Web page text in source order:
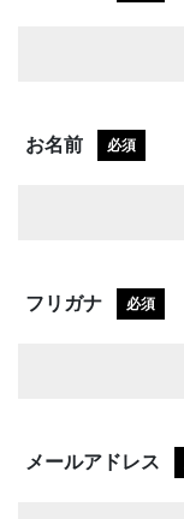
お名前 必須
フリガナ 必須
メールアドレス